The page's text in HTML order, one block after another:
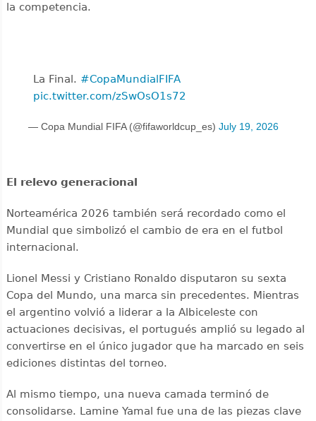
la competencia.
La Final. ️ #CopaMundialFIFA
pic.twitter.com/zSwOsO1s72
— Copa Mundial FIFA (@fifaworldcup_es) July 19, 2026
El relevo generacional
Norteamérica 2026 también será recordado como el
Mundial que simbolizó el cambio de era en el futbol
internacional.
Lionel Messi y Cristiano Ronaldo disputaron su sexta
Copa del Mundo, una marca sin precedentes. Mientras
el argentino volvió a liderar a la Albiceleste con
actuaciones decisivas, el portugués amplió su legado al
convertirse en el único jugador que ha marcado en seis
ediciones distintas del torneo.
Al mismo tiempo, una nueva camada terminó de
consolidarse. Lamine Yamal fue una de las piezas clave